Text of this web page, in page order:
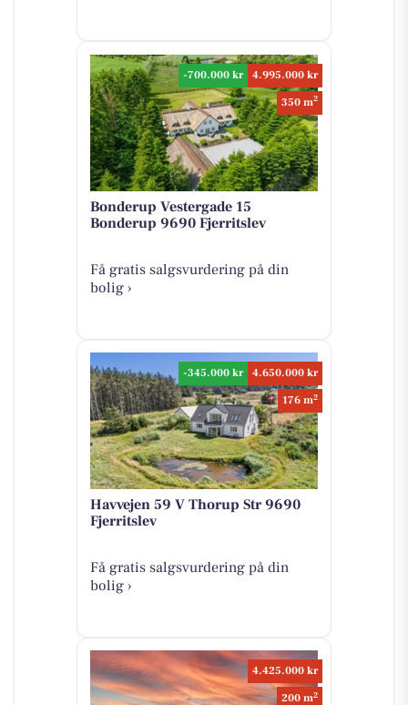
-700.000 kr
4.995.000 kr
350 m2
Bonderup Vestergade 15
Bonderup 9690 Fjerritslev
Få gratis salgsvurdering på din
bolig ›
-345.000 kr
4.650.000 kr
176 m2
Havvejen 59 V Thorup Str 9690
Fjerritslev
Få gratis salgsvurdering på din
bolig ›
4.425.000 kr
200 m2